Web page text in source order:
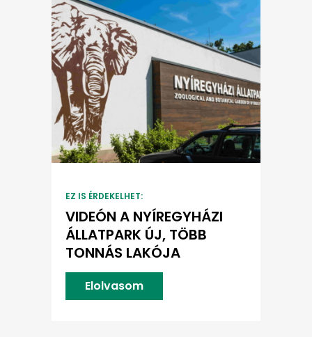
EZ IS ÉRDEKELHET:
VIDEÓN A NYÍREGYHÁZI
ÁLLATPARK ÚJ, TÖBB
TONNÁS LAKÓJA
Elolvasom